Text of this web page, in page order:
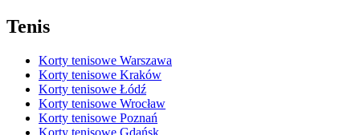
Tenis
Korty tenisowe Warszawa
Korty tenisowe Kraków
Korty tenisowe Łódź
Korty tenisowe Wrocław
Korty tenisowe Poznań
Korty tenisowe Gdańsk